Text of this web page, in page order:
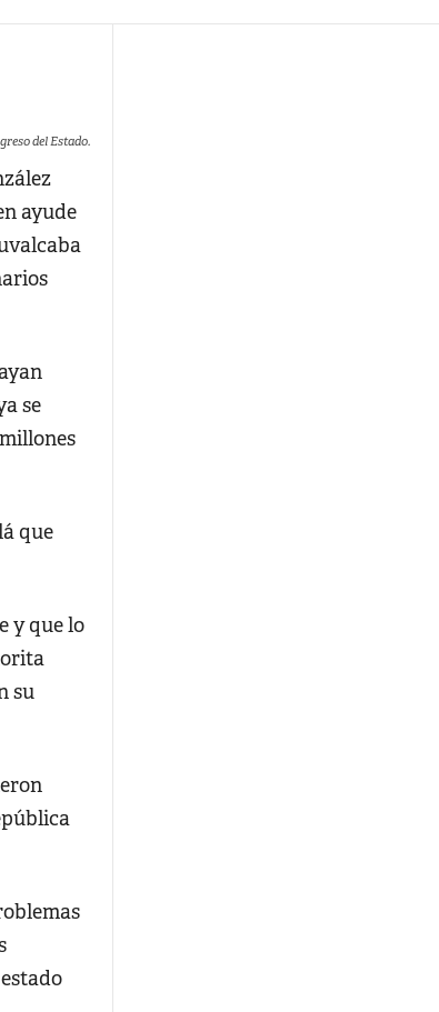
del Estado.
ayude
se
que
y que lo
su